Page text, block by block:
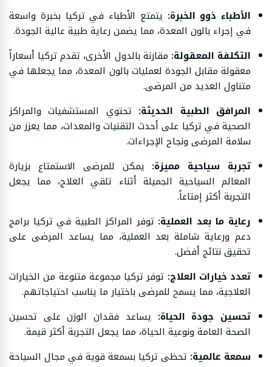
الأطباء ذوو الخبرة: يتمتع الأطباء في تركيا بخبرة واسعة
في إجراء بالون المعدة، مما يضمن رعاية طبية عالية الجودة.
التكلفة المعقولة: مقارنة بالدول الأخرى، تقدم تركيا أسعاراً
معقولة مقابل الجودة لعمليات بالون المعدة، مما يجعلها في
متناول العديد من المرضى.
المرافق الطبية الحديثة: تحتوي المستشفيات والمراكز
الصحية في تركيا على أحدث التقنيات والمعدات، مما يعزز من
سلامة المرضى ونجاح الإجراءات.
تجربة سياحية مميزة: يمكن للمرضى الاستمتاع بزيارة
المعالم السياحية الجميلة أثناء تلقي العلاج، مما يجعل
التجربة أكثر إمتاعاً.
رعاية ما بعد العملية: توفر المراكز الطبية في تركيا برامج
دعم ورعاية شاملة بعد العملية، مما يساعد المرضى على
تحقيق نتائج أفضل.
تعدد خيارات العلاج: توفر تركيا مجموعة متنوعة من الخيارات
العلاجية، مما يسمح للمرضى باختيار ما يناسب احتياجاتهم.
تحسين جودة الحياة: يساعد فقدان الوزن على تحسين
الصحة العامة ونوعية الحياة، مما يجعل التجربة أكثر قيمة.
سمعة عالمية: تحظى تركيا بسمعة قوية في مجال السياحة